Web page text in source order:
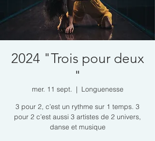
2024 "Trois pour deux
"
mer. 11 sept.
  |
Longuenesse
3 pour 2, c’est un rythme sur 1 temps. 3
pour 2 c’est aussi 3 artistes de 2 univers,
danse et musique